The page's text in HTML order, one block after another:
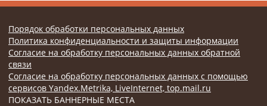
Порядок обработки персональных данных
Политика конфиденциальности и защиты информации
Согласие на обработку персональных данных обратной
связи
Согласие на обработку персональных данных с помощью
сервисов Yandex.Metrika, LiveInternet, top.mail.ru
ПОКАЗАТЬ БАННЕРНЫЕ МЕСТА